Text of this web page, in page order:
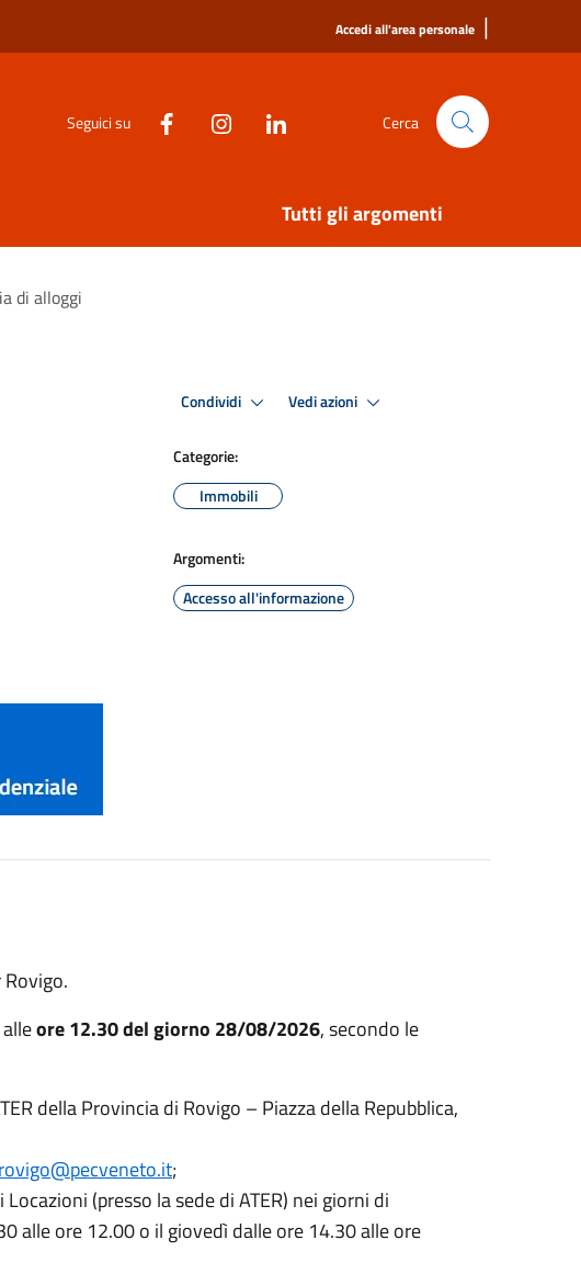
Accedi all'area personale |
Seguici su Cerca
Tutti gli argomenti
di alloggi
Condividi Vedi azioni
Categorie:
Immobili
Argomenti:
Accesso all'informazione
ore 12.30 del giorno 28/08/2026, secondo le
della Provincia di Rovigo – Piazza della Repubblica,
pecveneto.it;
(presso la sede di ATER) nei giorni di
alle ore 12.00 o il giovedì dalle ore 14.30 alle ore